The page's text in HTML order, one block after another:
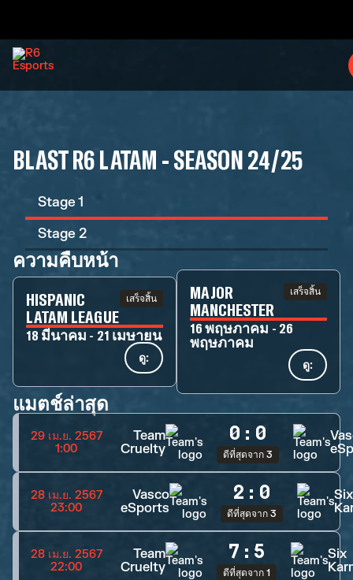
BLAST R6 LATAM - SEASON 24/25
Stage 1
Stage 2
ความคืบหน้า
HISPANIC
LATAM LEAGUE
เสร็จสิ้น
18 มีนาคม - 21 เมษายน
ดู:
MAJOR
MANCHESTER
เสร็จสิ้น
16 พฤษภาคม - 26
พฤษภาคม
ดู:
แมตช์ล่าสุด
29 เม.ย. 2567
1:00
Team
Cruelty
0 : 0
ดีที่สุดจาก 3
28 เม.ย. 2567
23:00
Vasco
eSports
2 : 0
ดีที่สุดจาก 3
Six
28 เม.ย. 2567
22:00
Team
Cruelty
7 : 5
ดีที่สุดจาก 1
Six